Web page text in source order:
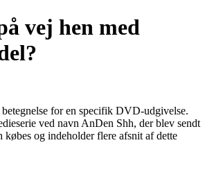
vej hen med
for en specifik DVD-udgivelse.
ved navn AnDen Shh, der blev sendt
og indeholder flere afsnit af dette